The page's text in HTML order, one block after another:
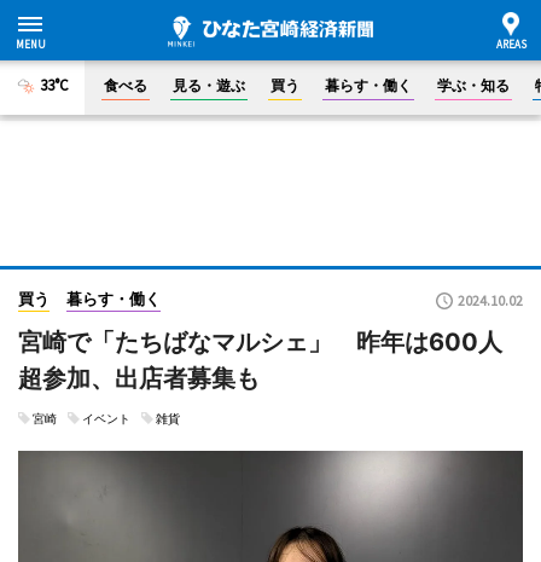
33°C 食べる 見る・遊ぶ 買う 暮らす・働く 学ぶ・知る
買う 暮らす・働く 2024.10.02
宮崎で「たちばなマルシェ」 昨年は600人
超参加、出店者募集も
宮崎 イベント 雑貨